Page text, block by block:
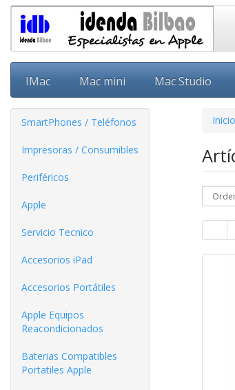
IMac Mac mini Mac Studio
SmartPhones / Teléfonos
Impresoras / Consumibles
Periféricos
Apple
Servicio Tecnico
Accesorios iPad
Accesorios Portátiles
Apple Equipos
Reacondicionados
Baterias Compatibles
Portatiles Apple
Inicio